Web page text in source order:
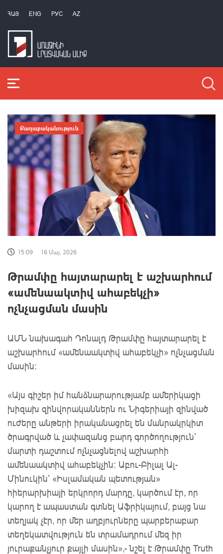
ՀԱՅ ENG РУС AZ
Քաղաքականություն
15:09 16 Մայ, 2026
Թրամփը հայտարարել է աշխարհում
«ամենաակտիվ ահաբեկչի»
ոչնչացման մասին
ԱՄՆ նախագահ Դոնալդ Թրամփը հայտարարել է
աշխարհում «ամենաակտիվ ահաբեկչի» ոչնչացման
մասին:
«Այս գիշեր իմ հանձնարարությամբ ամերիկացի
խիզախ զինվորականներն ու Նիգերիայի զինված
ուժերը անթերի իրականացրել են մանրակրկիտ
ծրագրված և չափազանց բարդ գործողություն՝
մարտի դաշտում ոչնչացնելով աշխարհի
ամենաակտիվ ահաբեկչին: Աբու-Բիլալ Ալ-
Մինուկին՝ «Իսլամական պետության»
հիերարխիայի երկրորդ մարդը, կարծում էր, որ
կարող է ապաստան գտնել Աֆրիկայում, բայց նա
տեղյակ չէր, որ մեր աղբյուրները պարբերաբար
տեղեկատվություն են տրամադրում մեզ իր
յուրաքանչյուր քայլի մասին»,- նշել է Թրամփը Truth